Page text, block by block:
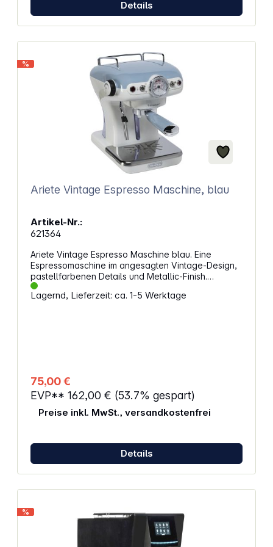
Abmessungen (HxBxT): 32 x 22 x 27 cm Gewicht: 8
kg
Details
%
Ariete Vintage Espresso Maschine, blau
Artikel-Nr.:
621364
Ariete Vintage Espresso Maschine blau. Eine
Espressomaschine im angesagten Vintage-Design,
pastellfarbenen Details und Metallic-Finish.
Genießen Sie Kaffee, Cappuccino und mehr zu
Hause in Barista-Qualität. Eigenschaften: Für
Lagernd, Lieferzeit: ca. 1-5 Werktage
75,00 €
EVP** 162,00 € (53.7% gespart)
Preise inkl. MwSt., versandkostenfrei
Details
%